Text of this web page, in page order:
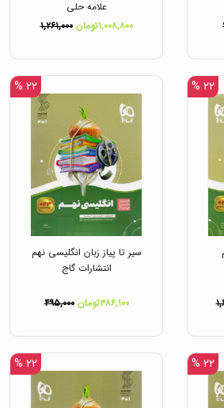
علامه حلی
۱,۰۰۸,۸۰۰تومان
۱,۲۶۱,۰۰۰
۲۲ % ۲۲ %
سیر تا پیاز زبان انگلیسی نهم
انتشارات گاج
۳۸۶,۱۰۰تومان ۴۹۵,۰۰۰
۲۲ % ۲۲ %